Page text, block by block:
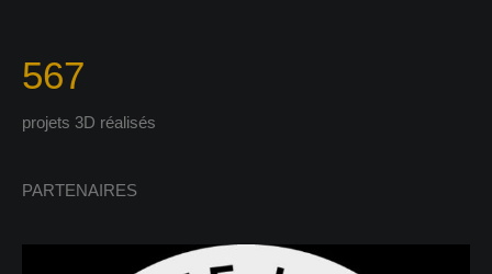
567
projets 3D réalisés
PARTENAIRES